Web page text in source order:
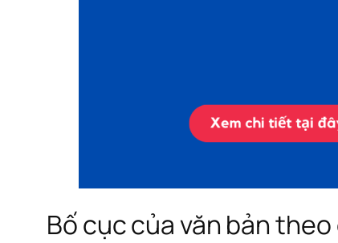
Bố cục của văn bản